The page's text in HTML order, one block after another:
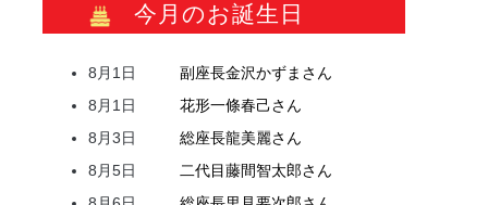
今月のお誕生日
8月1日 副座長金沢かずま さん
8月1日
花形一條春己さん
8月3日
総座長龍美麗さん
8月5日
二代目藤間智太郎さん